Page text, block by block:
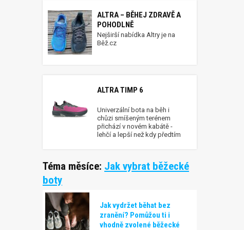
ALTRA – BĚHEJ ZDRAVĚ A
POHODLNĚ
Nejširší nabídka Altry je na
Běž.cz
ALTRA TIMP 6
Univerzální bota na běh i
chůzi smíšeným terénem
přichází v novém kabátě -
lehčí a lepší než kdy předtím
Téma měsíce: Jak vybrat běžecké
boty
Jak vydržet běhat bez
zranění? Pomůžou ti i
vhodně zvolené běžecké